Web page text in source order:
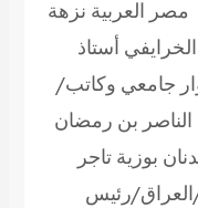
العربية نزهة
أستاذ
جامعي وكاتب/
بن رمضان
بوزية تاجر
العراق/رئيس